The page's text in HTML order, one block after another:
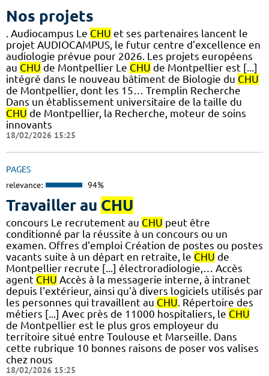
Nos projets
. Audiocampus Le CHU et ses partenaires lancent le
projet AUDIOCAMPUS, le futur centre d’excellence en
audiologie prévue pour 2026. Les projets européens
au CHU de Montpellier Le CHU de Montpellier est [...]
intégré dans le nouveau bâtiment de Biologie du CHU
de Montpellier, dont les 15… Tremplin Recherche
Dans un établissement universitaire de la taille du
CHU de Montpellier, la Recherche, moteur de soins
innovants
18/02/2026 15:25
PAGES
relevance: 94%
Travailler au CHU
concours Le recrutement au CHU peut être
conditionné par la réussite à un concours ou un
examen. Offres d'emploi Création de postes ou postes
vacants suite à un départ en retraite, le CHU de
Montpellier recrute [...] électroradiologie,… Accès
agent CHU Accès à la messagerie interne, à intranet
depuis l'extérieur, ainsi qu'à divers logiciels utilisés par
les personnes qui travaillent au CHU. Répertoire des
métiers [...] Avec près de 11000 hospitaliers, le CHU
de Montpellier est le plus gros employeur du
territoire situé entre Toulouse et Marseille. Dans
cette rubrique 10 bonnes raisons de poser vos valises
chez nous
18/02/2026 15:25